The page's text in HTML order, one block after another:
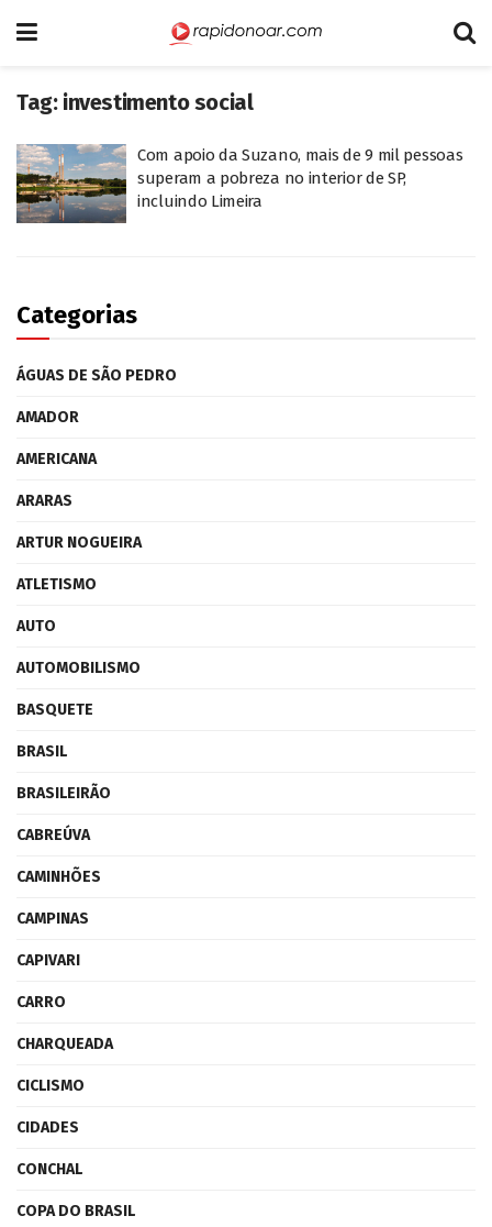
Tag: investimento social
Com apoio da Suzano, mais de 9 mil pessoas
superam a pobreza no interior de SP,
incluindo Limeira
Categorias
ÁGUAS DE SÃO PEDRO
AMADOR
AMERICANA
ARARAS
ARTUR NOGUEIRA
ATLETISMO
AUTO
AUTOMOBILISMO
BASQUETE
BRASIL
BRASILEIRÃO
CABREÚVA
CAMINHÕES
CAMPINAS
CAPIVARI
CARRO
CHARQUEADA
CICLISMO
CIDADES
CONCHAL
COPA DO BRASIL